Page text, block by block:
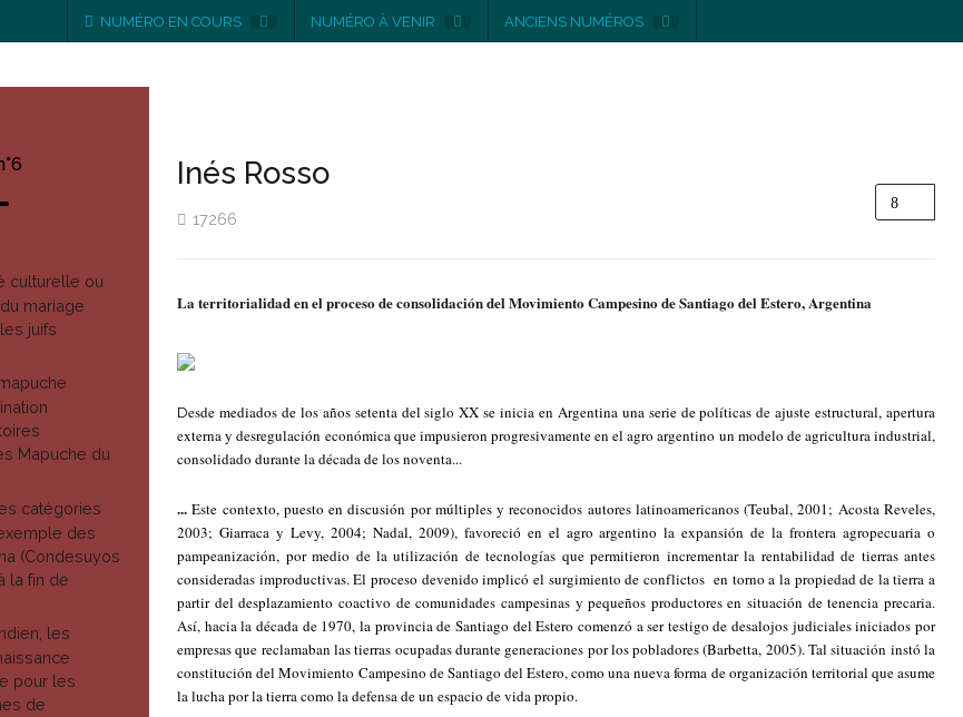
NUMÉRO EN COURS NUMÉRO À VENIR ANCIENS NUMÉROS
culturelle ou
mariage
juifs
Mapuche du
catégories
des
(Condesuyos
la fin de
les
pour les
de
Inés Rosso
17266
La territorialidad en el proceso de consolidación del Movimiento Campesino de Santiago del Estero, Argentina
Desde mediados de los años setenta del siglo XX se inicia en Argentina una serie de políticas de ajuste estructural, apertura
externa y desregulación económica que impusieron progresivamente en el agro argentino un modelo de agricultura industrial,
consolidado durante la década de los noventa...
...Este contexto, puesto en discusión por múltiples y reconocidos autores latinoamericanos (Teubal, 2001; Acosta Reveles,
2003; Giarraca y Levy, 2004; Nadal, 2009), favoreció en el agro argentino la expansión de la frontera agropecuaria o
pampeanización, por medio de la utilización de tecnologías que permitieron incrementar la rentabilidad de tierras antes
consideradas improductivas. El proceso devenido implicó el surgimiento de conflictos en torno a la propiedad de la tierra a
partir del desplazamiento coactivo de comunidades campesinas y pequeños productores en situación de tenencia precaria.
Así, hacia la década de 1970, la provincia de Santiago del Estero comenzó a ser testigo de desalojos judiciales iniciados por
empresas que reclamaban las tierras ocupadas durante generaciones por los pobladores (Barbetta, 2005). Tal situación instó la
constitución del Movimiento Campesino de Santiago del Estero, como una nueva forma de organización territorial que asume
la lucha por la tierra como la defensa de un espacio de vida propio.